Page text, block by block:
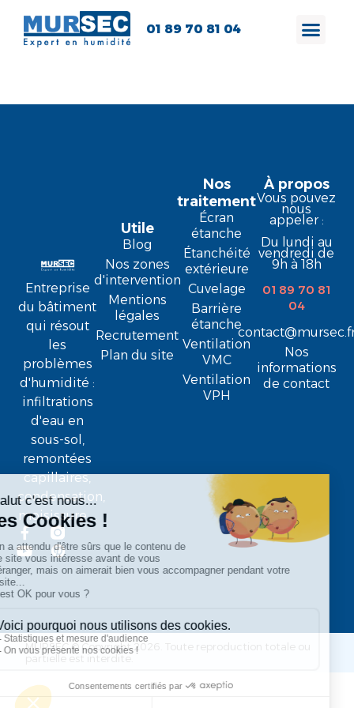
01 89 70 81 04
Entreprise
du bâtiment
qui résout
les
problèmes
d'humidité :
infiltrations
d'eau en
sous-sol,
remontées
capillaires,
condensation,
moisissure ...
Nos
traitement
Écran
étanche
Étanchéité
extérieure
Cuvelage
Barrière
étanche
Ventilation
VMC
Ventilation
VPH
Utile
Blog
Nos zones
d'intervention
Mentions
légales
Recrutement
Plan du site
À propos
Vous pouvez
nous
appeler :
Du lundi au
vendredi de
9h à 18h
01 89 70 81
04
Nos
informations
de contact
MURSEC © Copyright 2026. Toute reproduction totale ou
partielle est interdite.